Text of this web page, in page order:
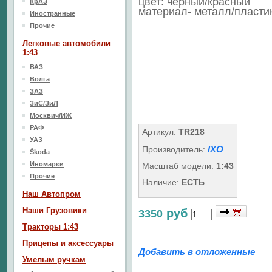
материал- металл/
Артикул: TR218
Производитель: IXO
Масштаб модели: 1:43
Наличие: ЕСТЬ
3350 руб
Добавить в отложенные
Иностранные
Прочие
Легковые автомобили
1:43
ВАЗ
Волга
ЗАЗ
ЗиС/ЗиЛ
Москвич/ИЖ
РАФ
УАЗ
Škoda
Иномарки
Прочие
Наш Aвтопром
Наши Грузовики
Тракторы 1:43
Прицепы и аксессуары
Умелым ручкам